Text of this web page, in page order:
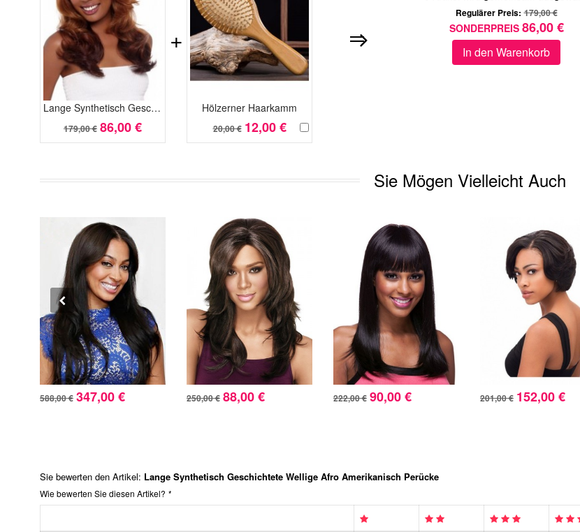
Lange Synthetisch Geschichtete Wellige Afro Amerikanisch Perücke
179,00 € 86,00 €
Hölzerner Haarkamm
20,00 € 12,00 €
+
Regulärer Preis: 179,00 €
SONDERPREIS 86,00 €
In den Warenkorb
Sie Mögen Vielleicht Auch
588,00 € 347,00 € 250,00 € 88,00 € 222,00 € 90,00 € 201,00 € 152,00 €
Sie bewerten den Artikel: Lange Synthetisch Geschichtete Wellige Afro Amerikanisch Perücke
Wie bewerten Sie diesen Artikel? *